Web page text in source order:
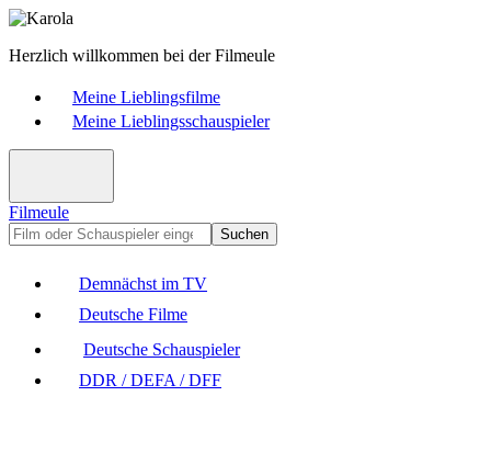
Herzlich willkommen bei der Filmeule
Meine Lieblingsfilme
Meine Lieblingsschauspieler
Filmeule
Suchen
Demnächst im TV
Deutsche Filme
Deutsche Schauspieler
DDR / DEFA / DFF